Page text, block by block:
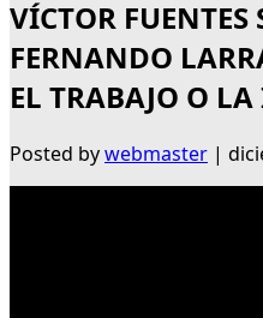
VÍCTOR FUENTES
FERNANDO
EL TRABAJO O
Posted bywebmaster |